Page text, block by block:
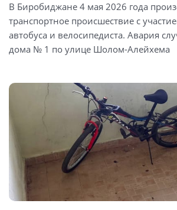
В Биробиджане 4 мая 2026 года
транспортное происшествие с
автобуса и велосипедиста. Авария
дома № 1 по улице Шолом-Алейхема